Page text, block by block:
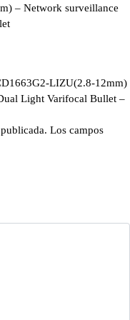
– Network surveillance
LIZU(2.8-12mm)
Light Varifocal Bullet –
Los campos